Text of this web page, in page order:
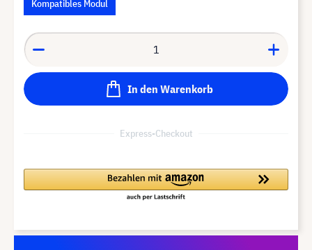
Kompatibles Modul
In den Warenkorb
Express-Checkout